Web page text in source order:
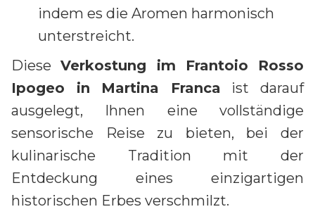
indem es die Aromen harmonisch
unterstreicht.
DieseVerkostung im Frantoio Rosso
Ipogeo in Martina Franca ist darauf
ausgelegt, Ihnen eine vollständige
sensorische Reise zu bieten, bei der
kulinarische Tradition mit der
Entdeckung eines einzigartigen
historischen Erbes verschmilzt.